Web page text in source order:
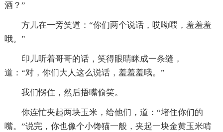
酒？”
方儿在一旁笑道：“你们两个说话，哎呦喂，羞羞羞
哦。”
印儿听着哥哥的话，笑得眼睛眯成一条缝，
道：“对，你们大人这么说话，羞羞羞哦。”
我们愣住，然后捂嘴偷笑。
你连忙夹起两块玉米，给他们，道：“堵住你们的
嘴。”说完，你也像个小馋猫一般，夹起一块金黄玉米啃